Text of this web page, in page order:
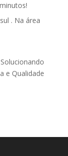
. Na área
e Qualidade